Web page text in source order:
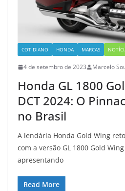
COTIDIANO HONDA MARCAS
4 de setembro de 2023 Marcelo
Honda GL 1800
DCT 2024: O
no Brasil
A lendária Honda Gold Wing
com a versão GL 1800 Gold
apresentando
Read More